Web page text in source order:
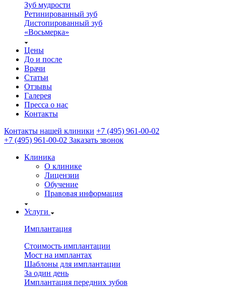
Зуб мудрости
Ретинированный зуб
Дистопированный зуб
«Восьмерка»
Цены
До и после
Врачи
Статьи
Отзывы
Галерея
Пресса о нас
Контакты
Контакты нашей клиники +7 (495) 961-00-02
+7 (495) 961-00-02 Заказать звонок
Клиника
О клинике
Лицензии
Обучение
Правовая информация
Услуги
Имплантация
Стоимость имплантации
Мост на имплантах
Шаблоны для имплантации
За один день
Имплантация передних зубов